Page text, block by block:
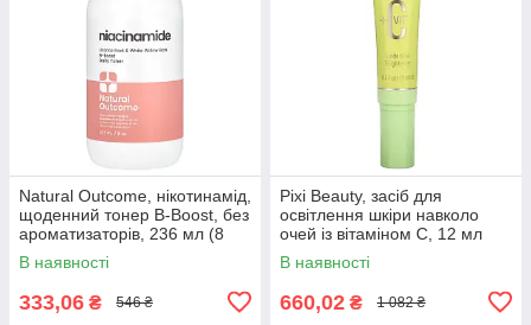
Natural Outcome, нікотинамід,
щоденний тонер B-Boost, без
ароматизаторів, 236 мл (8
унцій)
В наявності
333,06 ₴ 546 ₴
Pixi Beauty, засіб для
освітлення шкіри навколо
очей із вітаміном C, 12 мл
(0,4 рідк. унції)
В наявності
660,02 ₴ 1 082 ₴